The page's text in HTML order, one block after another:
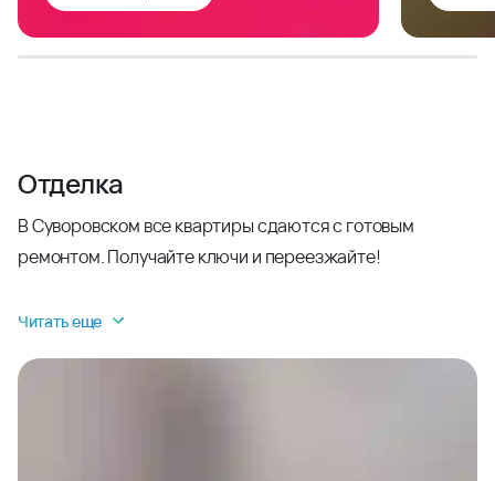
Отделка
В Суворовском все квартиры сдаются с готовым
ремонтом. Получайте ключи и переезжайте!
Читать еще